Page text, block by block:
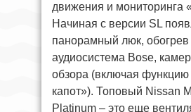
движения и мониторинга
Начиная с версии SL
панорамный люк, обогрев
аудиосистема Bose,
обзора (включая
капот»). Топовый Nissan
Platinum – это еще